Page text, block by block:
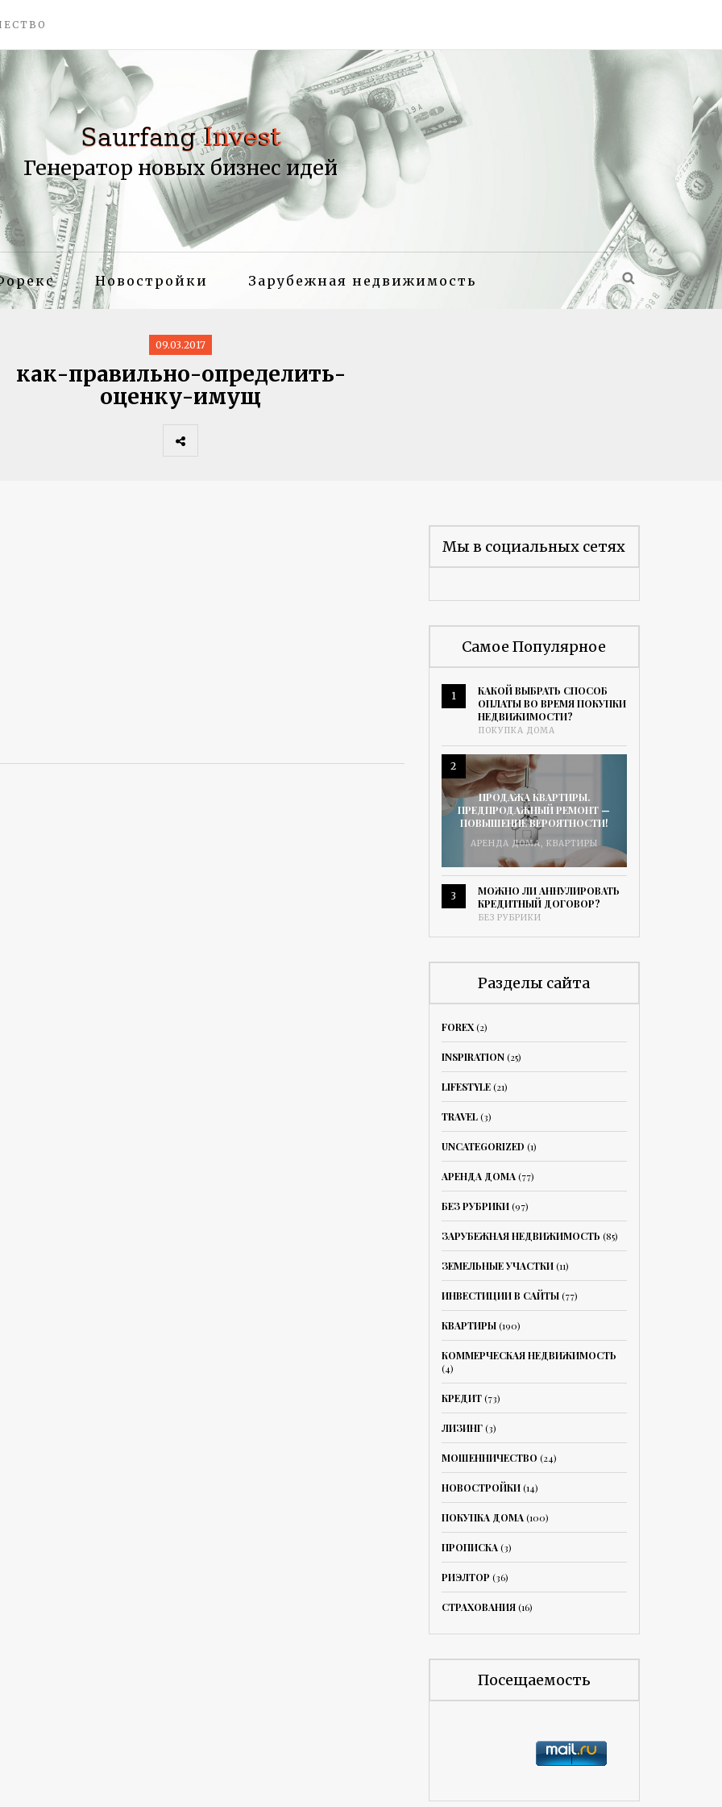
Генератор новых бизнес идей
Новостройки Зарубежная недвижимость
09.03.2017
как-правильно-определить-
оценку-имущ
Мы в социальных сетях
Самое Популярное
1
КАКОЙ ВЫБРАТЬ СПОСОБ
ОПЛАТЫ ВО ВРЕМЯ ПОКУПКИ
НЕДВИЖИМОСТИ?
ПОКУПКА ДОМА
2
ПРОДАЖА КВАРТИРЫ.
ПРЕДПРОДАЖНЫЙ РЕМОНТ —
ПОВЫШЕНИЕ ВЕРОЯТНОСТИ!
АРЕНДА ДОМА, КВАРТИРЫ
3
МОЖНО ЛИ АННУЛИРОВАТЬ
КРЕДИТНЫЙ ДОГОВОР?
БЕЗ РУБРИКИ
Разделы сайта
FOREX(2)
INSPIRATION(25)
LIFESTYLE(21)
TRAVEL(3)
UNCATEGORIZED (1)
АРЕНДА ДОМА(77)
БЕЗ РУБРИКИ(97)
ЗАРУБЕЖНАЯ НЕДВИЖИМОСТЬ (85)
ЗЕМЕЛЬНЫЕ УЧАСТКИ(11)
ИНВЕСТИЦИИ В САЙТЫ(77)
КВАРТИРЫ(190)
КОММЕРЧЕСКАЯ НЕДВИЖИМОСТЬ
(4)
КРЕДИТ(73)
ЛИЗИНГ(3)
МОШЕННИЧЕСТВО (24)
НОВОСТРОЙКИ(14)
ПОКУПКА ДОМА(100)
ПРОПИСКА(3)
РИЭЛТОР (36)
СТРАХОВАНИЯ(16)
Посещаемость